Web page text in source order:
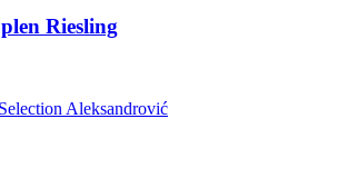
Riesling